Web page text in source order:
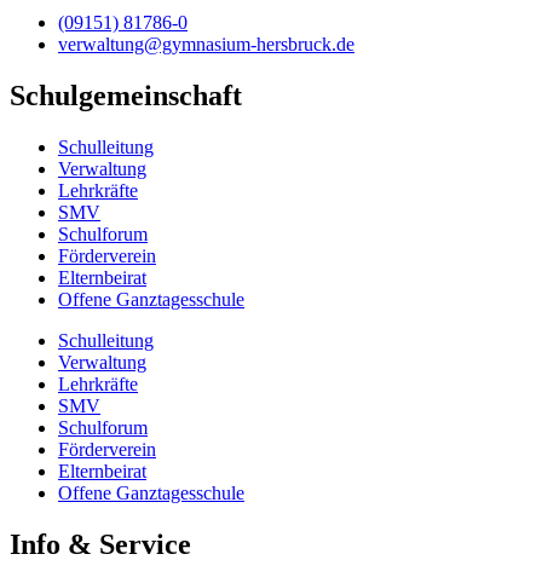
(09151) 81786-0
verwaltung@gymnasium-hersbruck.de
Schulgemeinschaft
Schulleitung
Verwaltung
Lehrkräfte
SMV
Schulforum
Förderverein
Elternbeirat
Offene Ganztagesschule
Schulleitung
Verwaltung
Lehrkräfte
SMV
Schulforum
Förderverein
Elternbeirat
Offene Ganztagesschule
Info & Service